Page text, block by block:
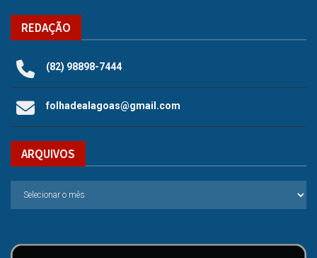
REDAÇÃO
(82) 98898-7444
folhadealagoas@gmail.com
ARQUIVOS